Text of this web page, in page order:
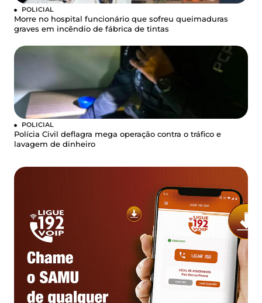
POLICIAL
Morre no hospital funcionário que sofreu queimaduras
graves em incêndio de fábrica de tintas
POLICIAL
Polícia Civil deflagra mega operação contra o tráfico e
lavagem de dinheiro